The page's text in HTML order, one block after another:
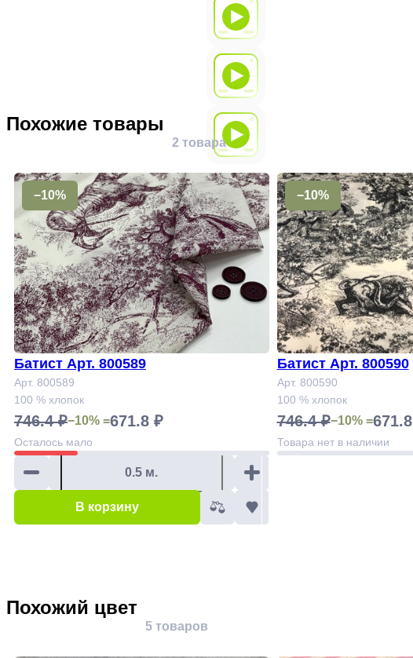
Похожие товары
2 товара
−10%
Батист Арт. 800589
Арт. 800589
100 % хлопок
746.4 ₽−10% =671.8 ₽
Осталось мало
В корзину
−10%
Батист Арт. 800590
Арт. 800590
100 % хлопок
746.4 ₽−10% =
Товара нет в наличии
Похожий цвет
5 товаров